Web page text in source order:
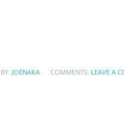
BY: JOENAKA COMMENTS: LEAVE A